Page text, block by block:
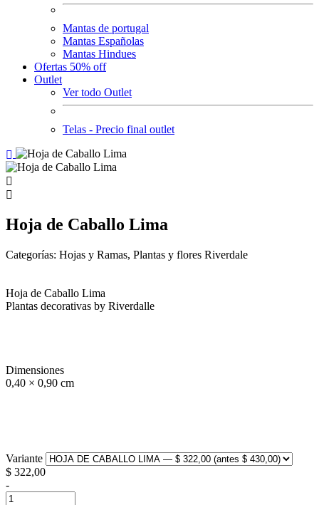
Mantas de portugal
Mantas Españolas
Mantas Hindues
Ofertas 50% off
Outlet
Ver todo Outlet
Telas - Precio final outlet
Hoja de Caballo Lima
Categorías: Hojas y Ramas, Plantas y flores Riverdale
Hoja de Caballo Lima
Plantas decorativas by Riverdalle
Dimensiones
0,40 × 0,90 cm
Variante
$ 322,00
-